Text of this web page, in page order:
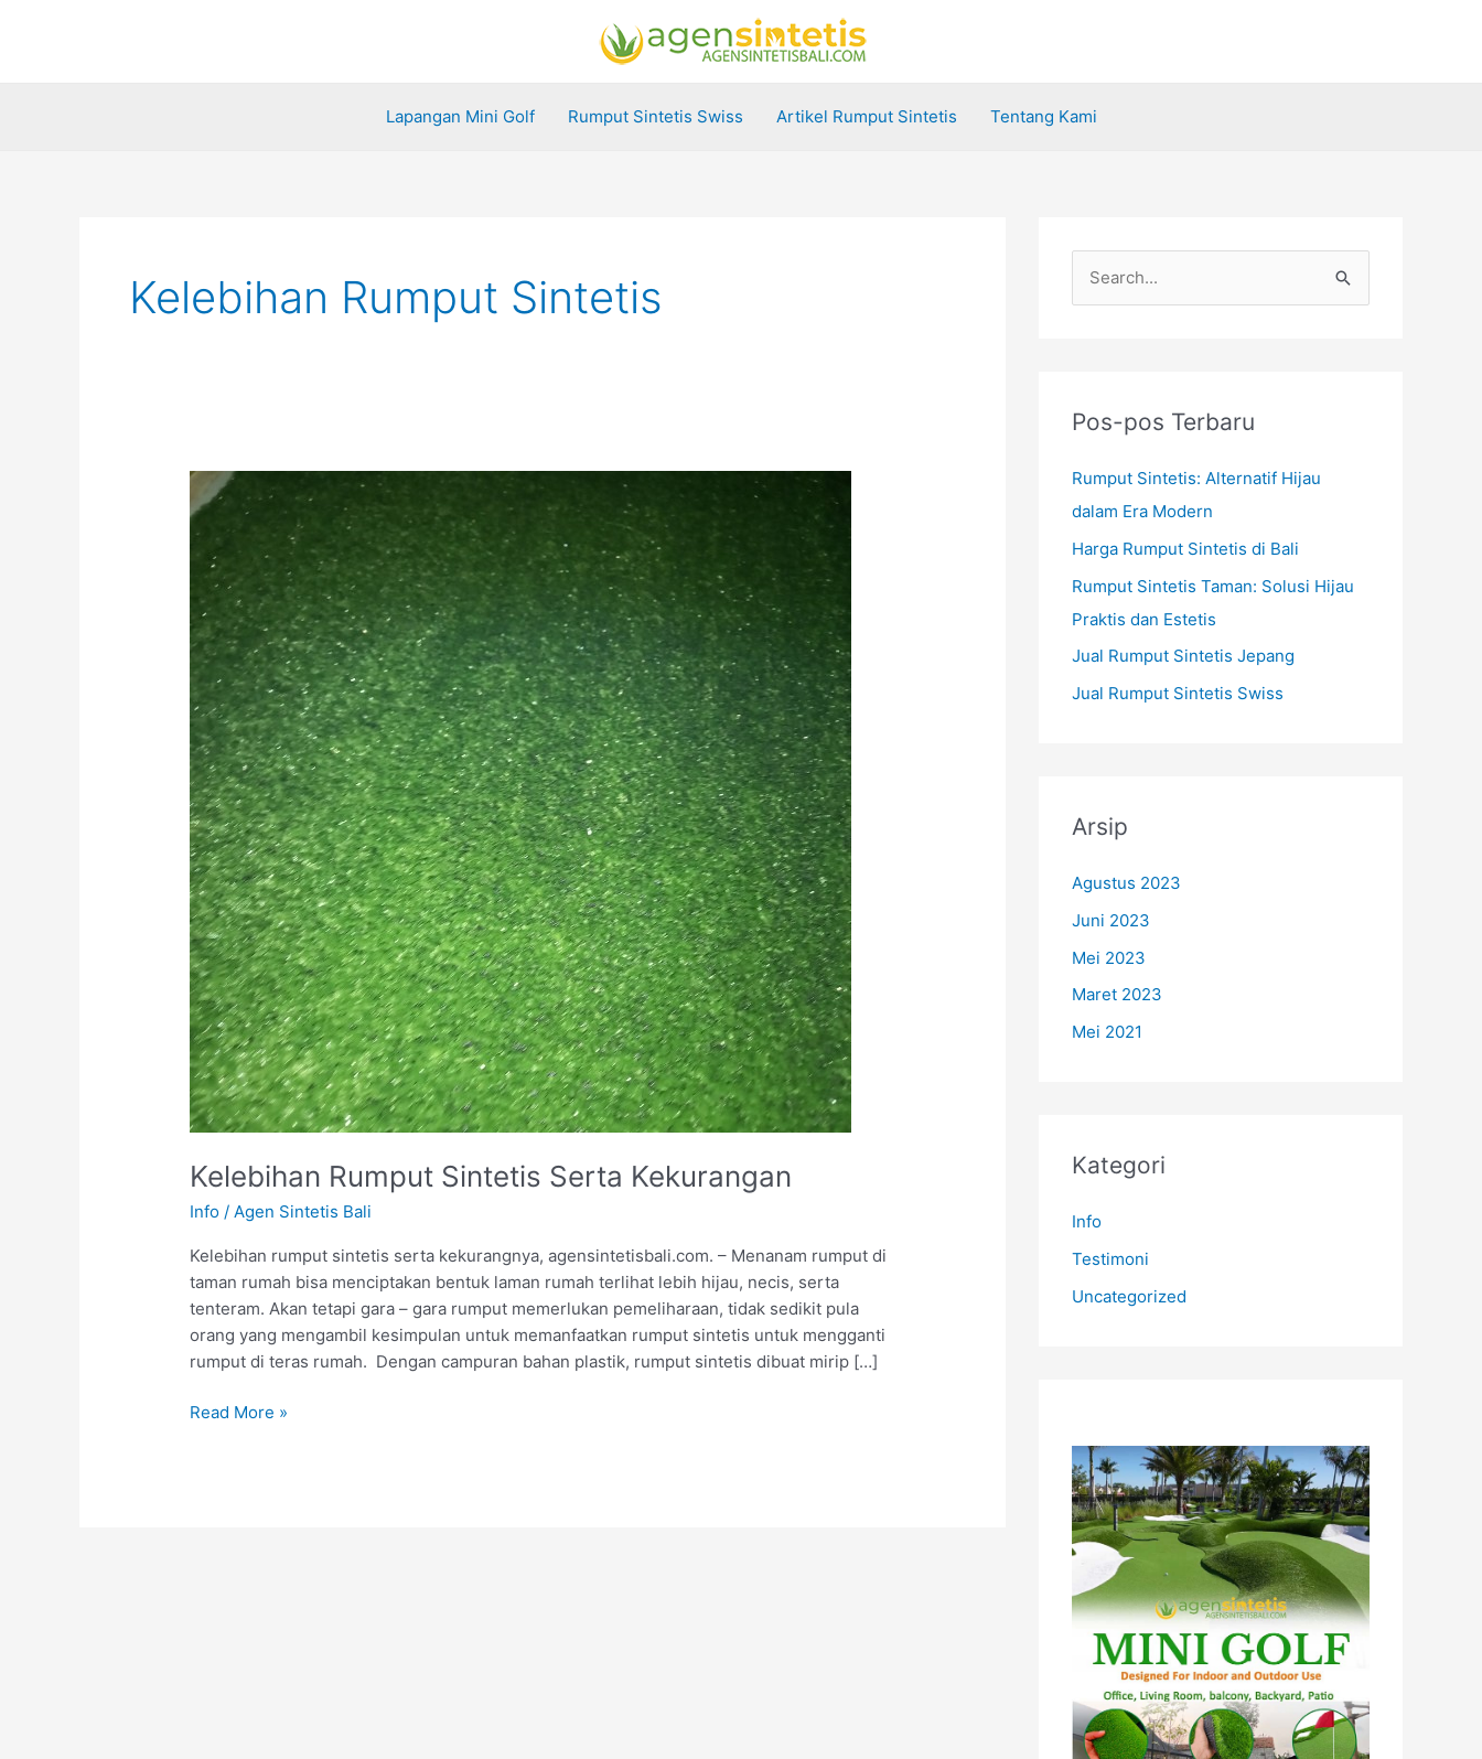
Lapangan Mini Golf Rumput Sintetis Swiss Artikel Rumput Sintetis Tentang Kami
Kelebihan Rumput Sintetis
Kelebihan Rumput Sintetis Serta Kekurangan
Info / Agen Sintetis Bali
Kelebihan rumput sintetis serta kekurangnya, agensintetisbali.com. – Menanam rumput di
taman rumah bisa menciptakan bentuk laman rumah terlihat lebih hijau, necis, serta
tenteram. Akan tetapi gara – gara rumput memerlukan pemeliharaan, tidak sedikit pula
orang yang mengambil kesimpulan untuk memanfaatkan rumput sintetis untuk mengganti
rumput di teras rumah. Dengan campuran bahan plastik, rumput sintetis dibuat mirip […]
Kelebihan
Rumput
Sintetis
Serta
Kekurangan
Read More »
u
t
u
k
:
Pos-pos Terbaru
Rumput Sintetis: Alternatif Hijau
dalam Era Modern
Harga Rumput Sintetis di Bali
Rumput Sintetis Taman: Solusi Hijau
Praktis dan Estetis
Jual Rumput Sintetis Jepang
Jual Rumput Sintetis Swiss
Arsip
Agustus 2023
Juni 2023
Mei 2023
Maret 2023
Mei 2021
Kategori
Info
Testimoni
Uncategorized